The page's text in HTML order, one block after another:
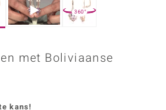
360°
met Boliviaanse
kans!